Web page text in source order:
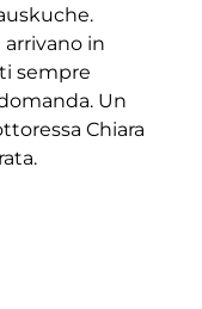
in
sempre
Un
Chiara